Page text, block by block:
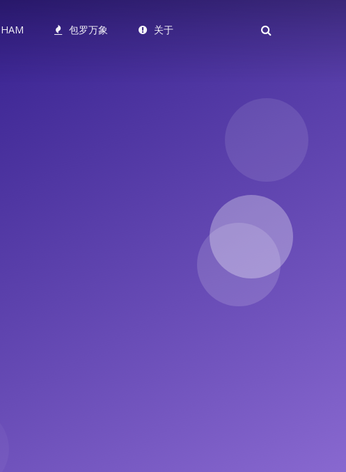
HAM 包罗万象 关于